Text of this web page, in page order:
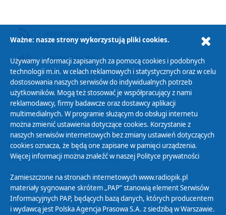
PODCAST AUDIO
Polityka Prywatności
Zasady korzystania z Serwisu
Organizacje Pożytku Publicznego
Cyfryzacja DAB+
Polityka ochrony danych osobowych
Abonament
Ważne: nasze strony wykorzystują pliki cookies.
Używamy informacji zapisanych za pomocą cookies i podobnych
technologii m.in. w celach reklamowych i statystycznych oraz w celu
dostosowania naszych serwisów do indywidualnych potrzeb
użytkowników. Mogą też stosować je współpracujący z nami
reklamodawcy, firmy badawcze oraz dostawcy aplikacji
multimedialnych. W programie służącym do obsługi internetu
można zmienić ustawienia dotyczące cookies. Korzystanie z
naszych serwisów internetowych bez zmiany ustawień dotyczących
cookies oznacza, że będą one zapisane w pamięci urządzenia.
Więcej informacji można znaleźć w naszej Polityce prywatności
Zamieszczone na stronach internetowych www.radiopik.pl
materiały sygnowane skrótem „PAP” stanowią element Serwisów
Informacyjnych PAP, będących bazą danych, których producentem
i wydawcą jest Polska Agencja Prasowa S.A. z siedzibą w Warszawie.